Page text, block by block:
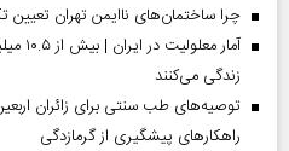
چرا ساختمان‌های ناایمن تهران
آمار
زندگی می‌کنند
توصیه‌های طب سنتی برای زائران
راهکارهای پیشگیری از گرمازدگی